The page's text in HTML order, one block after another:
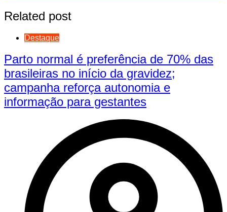
Related post
Destaque
Parto normal é preferência de 70% das
brasileiras no início da gravidez;
campanha reforça autonomia e
informação para gestantes